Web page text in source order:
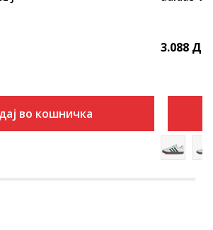
во кошничка
3.088